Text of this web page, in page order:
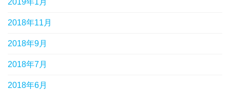
2018年11月
2018年9月
2018年7月
2018年6月